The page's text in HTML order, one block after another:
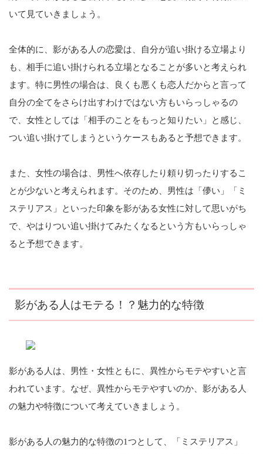
いて見ていきましょう。
全体的に、影がある人の恋愛は、自分が追い掛ける立場より
も、相手に追い掛けられる立場となることが多いと考えられ
ます。特に男性の場合は、良くも悪くも恋人だからと言って
自分の全てをさらけ出すわけではない方もいらっしゃるの
で、女性としては「相手のことをもっと知りたい」と感じ、
つい追い掛けてしまうというケースもあると予想できます。
また、女性の場合は、男性へ依存したり頼り切ったりするこ
とが少ないと考えられます。そのため、男性は「儚い」「ミ
ステリアス」といった印象を影がある女性に対して思いがち
で、やはりつい追い掛けてみたくなるという方もいらっしゃ
ると予想できます。
影がある人はモテる！？魅力的な特徴
影がある人は、男性・女性ともに、異性からモテやすいと言
われています。なぜ、異性からモテやすいのか、影がある人
の魅力や特徴について考えていきましょう。
影がある人の魅力的な特徴の1つとして、「ミステリアス」